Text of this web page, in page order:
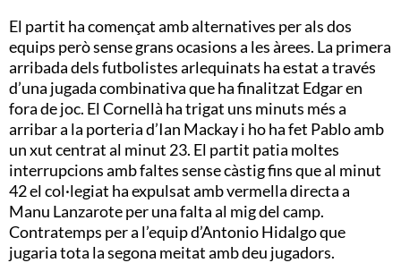
El partit ha començat amb alternatives per als dos
equips però sense grans ocasions a les àrees. La primera
arribada dels futbolistes arlequinats ha estat a través
d’una jugada combinativa que ha finalitzat Edgar en
fora de joc. El Cornellà ha trigat uns minuts més a
arribar a la porteria d’Ian Mackay i ho ha fet Pablo amb
un xut centrat al minut 23. El partit patia moltes
interrupcions amb faltes sense càstig fins que al minut
42 el col·legiat ha expulsat amb vermella directa a
Manu Lanzarote per una falta al mig del camp.
Contratemps per a l’equip d’Antonio Hidalgo que
jugaria tota la segona meitat amb deu jugadors.